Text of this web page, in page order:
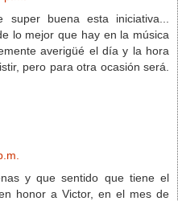
super buena esta iniciativa...
lo mejor que hay en la música
averigüé el día y la hora
pero para otra ocasión será.
y que sentido que tiene el
honor a Victor, en el mes de